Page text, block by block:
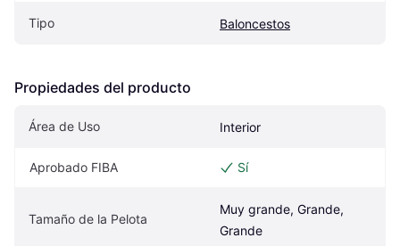
Tipo Baloncestos
Propiedades del producto
Área de Uso Interior
Aprobado FIBA Sí
Tamaño de la Pelota
Muy grande, Grande,
Grande